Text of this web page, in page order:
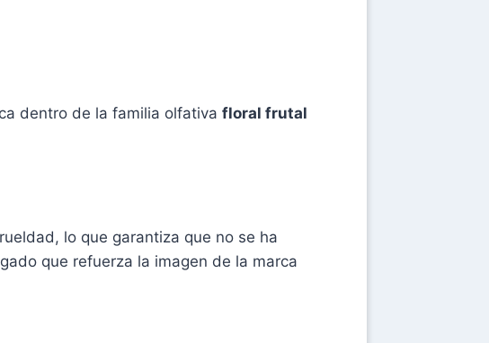
dentro de la familia olfativa floral frutal
lo que garantiza que no se ha
que refuerza la imagen de la marca